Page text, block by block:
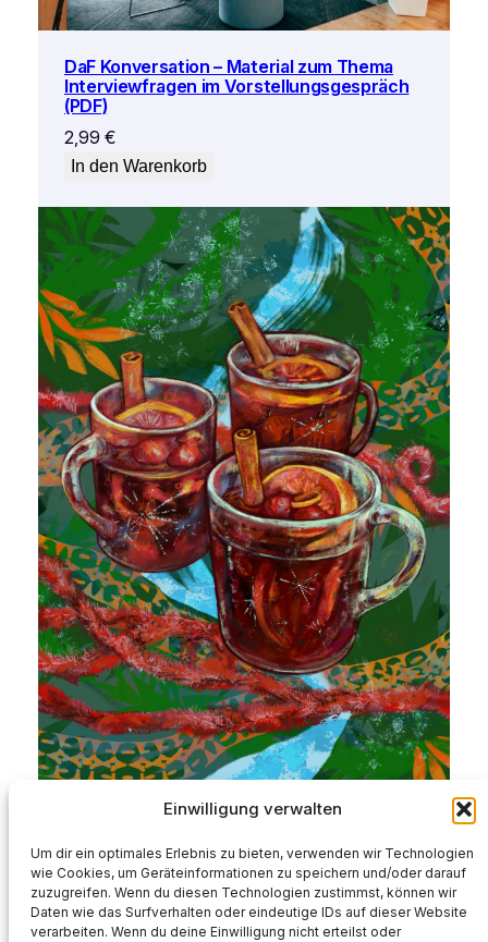
Einwilligung verwalten
Um dir ein optimales Erlebnis zu bieten, verwenden wir Technologien
wie Cookies, um Geräteinformationen zu speichern und/oder darauf
zuzugreifen. Wenn du diesen Technologien zustimmst, können wir
Daten wie das Surfverhalten oder eindeutige IDs auf dieser Website
verarbeiten. Wenn du deine Einwilligung nicht erteilst oder
DaF Konversation – Material zum Thema
Interviewfragen im Vorstellungsgespräch
(PDF)
2,99 €
In den Warenkorb
DaF Konversation – Material zum Thema
Silvester (PDF)
2,99€
In den Warenkorb